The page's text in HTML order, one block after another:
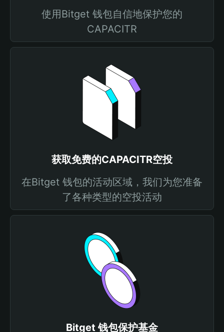
使用Bitget 钱包自信地保护您的
CAPACITR
获取免费的CAPACITR空投
在Bitget 钱包的活动区域，我们为您准备
了各种类型的空投活动
Bitget 钱包保护基金